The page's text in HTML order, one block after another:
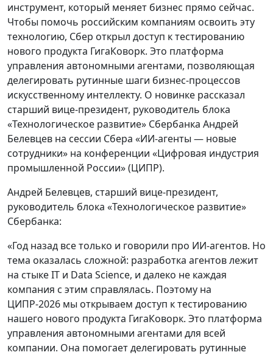
инструмент, который меняет бизнес прямо сейчас.
Чтобы помочь российским компаниям освоить эту
технологию, Сбер открыл доступ к тестированию
нового продукта ГигаКоворк. Это платформа
управления автономными агентами, позволяющая
делегировать рутинные шаги бизнес-процессов
искусственному интеллекту. О новинке рассказал
старший вице-президент, руководитель блока
«Технологическое развитие» Сбербанка Андрей
Белевцев на сессии Сбера «ИИ-агенты — новые
сотрудники» на конференции «Цифровая индустрия
промышленной России» (ЦИПР).
Андрей Белевцев, старший вице-президент,
руководитель блока «Технологическое развитие»
Сбербанка:
«Год назад все только и говорили про ИИ-агентов. Но
тема оказалась сложной: разработка агентов лежит
на стыке IT и Data Science, и далеко не каждая
компания с этим справлялась. Поэтому на
ЦИПР-2026 мы открываем доступ к тестированию
нашего нового продукта ГигаКоворк. Это платформа
управления автономными агентами для всей
компании. Она помогает делегировать рутинные